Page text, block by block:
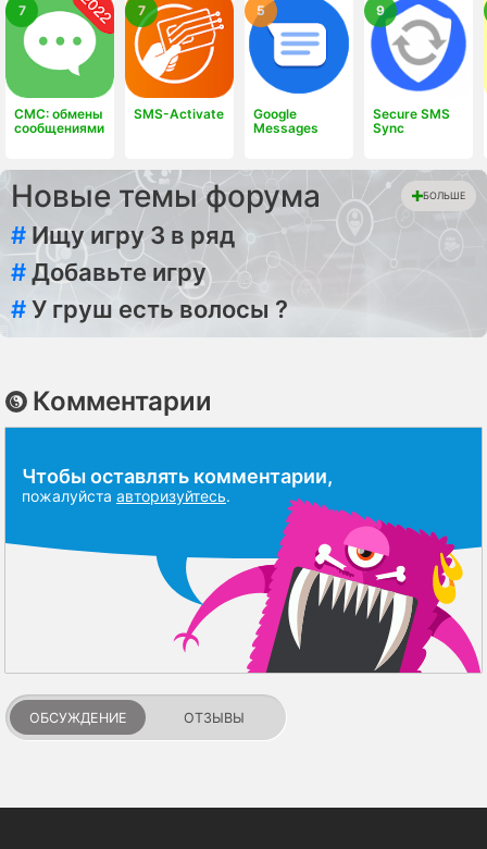
СМС: обмены
сообщениями
7
SMS-Activate
7
Google
Messages
5
Secure SMS
Sync
9
Новые темы форума БОЛЬШЕ
# Ищу игру 3 в ряд
#Добавьте игру
#У груш есть волосы ?
Комментарии
Чтобы оставлять комментарии,
пожалуйста авторизуйтесь.
ОБСУЖДЕНИЕ ОТЗЫВЫ